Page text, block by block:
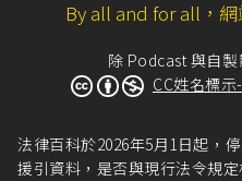
認為「保險法第五條
要保人或被保險人
法總則之規定，於財
保險亦均設有關於受
保險，而否定受益人
By all and for all，
除 Podcast 與自
CC姓名標
法律百科於2026年5月1日起，
援引資料，是否與現行法令規定